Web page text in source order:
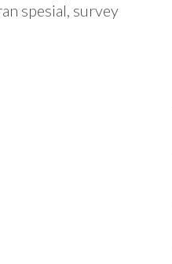
spesial, survey